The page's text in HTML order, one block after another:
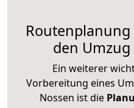
den
Ein weiterer
Vorbereitung eines
Nossen ist die